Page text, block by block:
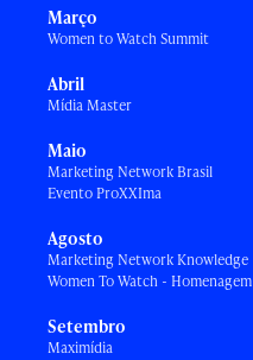
Março
Women to Watch Summit
Abril
Mídia Master
Maio
Marketing Network Brasil
Evento ProXXIma
Agosto
Marketing Network Knowledge
Women To Watch - Homenagem
Setembro
Maximídia